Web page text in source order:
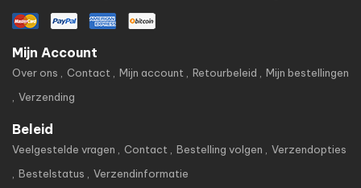
Mijn Account
Over ons Contact Mijn account Retourbeleid
Mijn bestellingen
Verzending
Beleid
Veelgestelde vragen Contact Bestelling volgen
Verzendopties
Bestelstatus
Verzendinformatie